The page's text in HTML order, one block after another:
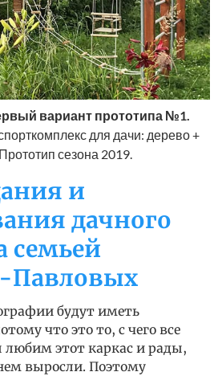
для дачи: дерево +
сезона 2019.
и
дачного
семьей
Павловых
будут иметь
что это то, с чего все
этот каркас и рады,
выросли. Поэтому